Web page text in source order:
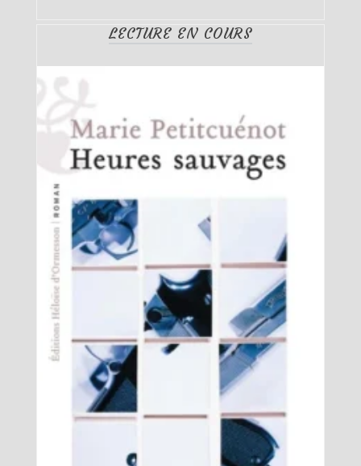
LECTURE EN COURS